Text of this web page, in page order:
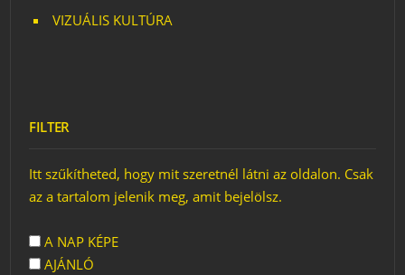
VIZUÁLIS KULTÚRA
FILTER
Itt szűkítheted, hogy mit szeretnél látni az oldalon. Csak
az a tartalom jelenik meg, amit bejelölsz.
A NAP KÉPE
AJÁNLÓ